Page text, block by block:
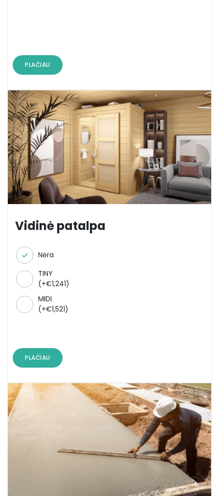
PLAČIAU
Vidinė patalpa
Nėra
TINY
(+€1,241)
MIDI
(+€1,521)
PLAČIAU